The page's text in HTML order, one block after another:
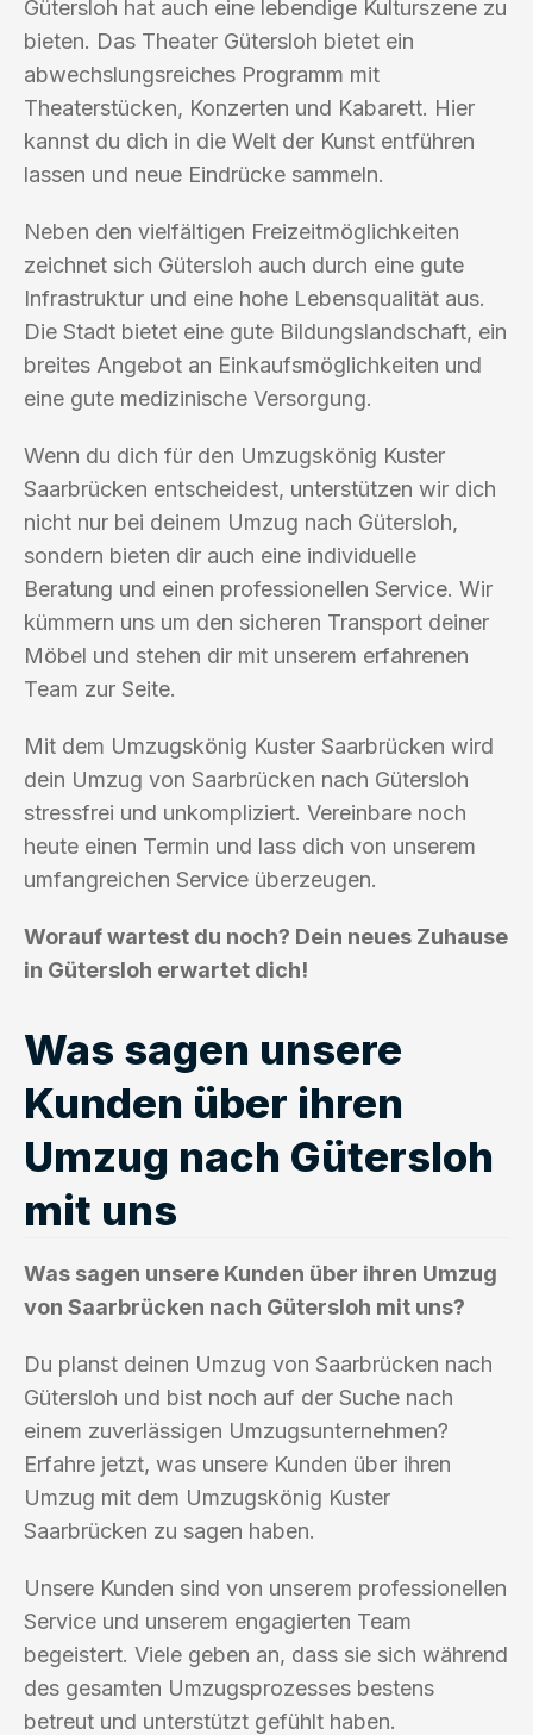
Gütersloh hat auch eine lebendige Kulturszene zu
bieten. Das Theater Gütersloh bietet ein
abwechslungsreiches Programm mit
Theaterstücken, Konzerten und Kabarett. Hier
kannst du dich in die Welt der Kunst entführen
lassen und neue Eindrücke sammeln.
Neben den vielfältigen Freizeitmöglichkeiten
zeichnet sich Gütersloh auch durch eine gute
Infrastruktur und eine hohe Lebensqualität aus.
Die Stadt bietet eine gute Bildungslandschaft, ein
breites Angebot an Einkaufsmöglichkeiten und
eine gute medizinische Versorgung.
Wenn du dich für den Umzugskönig Kuster
Saarbrücken entscheidest, unterstützen wir dich
nicht nur bei deinem Umzug nach Gütersloh,
sondern bieten dir auch eine individuelle
Beratung und einen professionellen Service. Wir
kümmern uns um den sicheren Transport deiner
Möbel und stehen dir mit unserem erfahrenen
Team zur Seite.
Mit dem Umzugskönig Kuster Saarbrücken wird
dein Umzug von Saarbrücken nach Gütersloh
stressfrei und unkompliziert. Vereinbare noch
heute einen Termin und lass dich von unserem
umfangreichen Service überzeugen.
Worauf wartest du noch? Dein neues Zuhause
in Gütersloh erwartet dich!
Was sagen unsere
Kunden über ihren
Umzug nach Gütersloh
mit uns
Was sagen unsere Kunden über ihren Umzug
von Saarbrücken nach Gütersloh mit uns?
Du planst deinen Umzug von Saarbrücken nach
Gütersloh und bist noch auf der Suche nach
einem zuverlässigen Umzugsunternehmen?
Erfahre jetzt, was unsere Kunden über ihren
Umzug mit dem Umzugskönig Kuster
Saarbrücken zu sagen haben.
Unsere Kunden sind von unserem professionellen
Service und unserem engagierten Team
begeistert. Viele geben an, dass sie sich während
des gesamten Umzugsprozesses bestens
betreut und unterstützt gefühlt haben.